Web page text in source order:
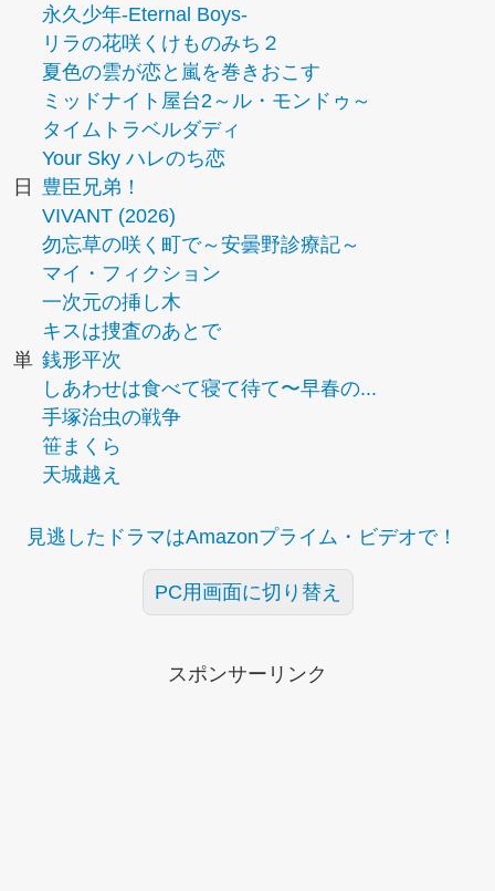
永久少年-Eternal Boys-
リラの花咲くけものみち２
夏色の雲が恋と嵐を巻きおこす
ミッドナイト屋台2～ル・モンドゥ～
タイムトラベルダディ
Your Sky ハレのち恋
日
豊臣兄弟！
VIVANT (2026)
勿忘草の咲く町で～安曇野診療記～
マイ・フィクション
一次元の挿し木
キスは捜査のあとで
単 銭形平次
しあわせは食べて寝て待て〜早春の...
手塚治虫の戦争
笹まくら
天城越え
見逃したドラマはAmazonプライム・ビデオで！
PC用画面に切り替え
スポンサーリンク